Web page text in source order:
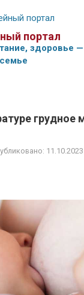
портал
здоровье
семье
грудное
11.10.2023